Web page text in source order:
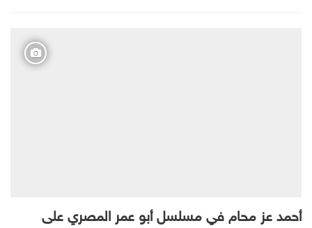
أحمد عز محام في مسلسل أبو عمر المصري على